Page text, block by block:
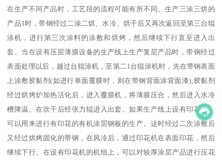
在生产不同产品时，工艺段的流程可能有所不同。生产三涂三烘的
产品1时，带钢经过二涂二烘、水冷、烘干后又再次返回至第三台辊
涂机，进行第三次涂料的涂敷和烘烤，然后继续下行直至进入出
套。当在设有压层薄膜设备的生产线上生产复层产品时，带钢经过
表面处理以后，越过台辊涂机，至第二1台辊涂机时，先在带钢表面
上涂敷胶黏剂(如进行单面覆膜时，则在带钢背面涂背面漆),胶黏剂
经过烘烤炉加热活化后，进入覆膜机，将薄膜压合，然后进入水冷
槽降温。在吹干后经张力辊进入出套。如果生产线上设有印花机，
可以用来进行有印花的有机涂层钢板的生产。这时经过二次涂敷后
又经过烘烤固化的带钢，在风冷后，通过印花机在表面印花，然后
继续下行。在设有印花机的机组上，可以对较厚涂层产品进行压花